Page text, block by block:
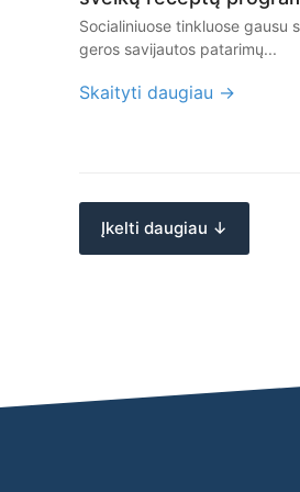
Socialiniuose tinkluose gausu
geros savijautos patarimų...
Skaityti daugiau →
Įkelti daugiau ↓